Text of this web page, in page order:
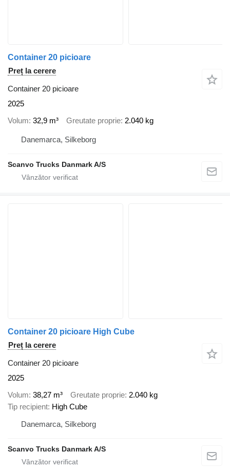
Container 20 picioare
Preț la cerere
Container 20 picioare
2025
Volum 32,9 m³ Greutate proprie 2.040 kg
Danemarca, Silkeborg
Scanvo Trucks Danmark A/S
Container 20 picioare High Cube
Preț la cerere
Container 20 picioare
2025
Volum 38,27 m³ Greutate proprie 2.040 kg
Tip recipient High Cube
Danemarca, Silkeborg
Scanvo Trucks Danmark A/S